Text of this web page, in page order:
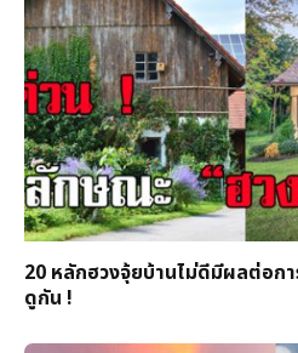
20 หลักฮวงจุ้ยบ้านไม่ดีมีผลต่อก
ดูกัน !